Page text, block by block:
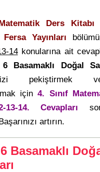
Ders Kitabı
Yayınları
14konularına ait
Basamaklı Doğal
pekiştirmek
için4. Sınıf
14. Cevapları
artırın.
Basamaklı